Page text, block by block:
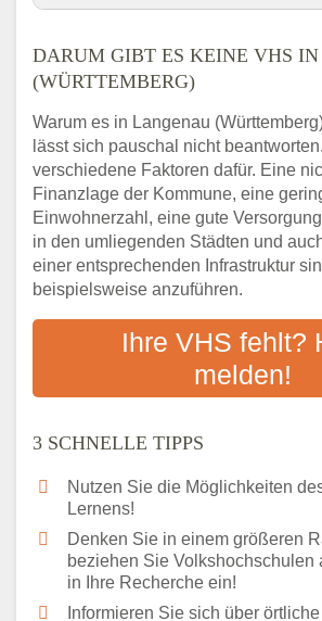
(Württemberg)
3 schnelle Tipps
Langenau (Württemberg)
Nähe
Abendschule in der Region
Langenau (Württemberg)
VHS steht für
Online-Kurse: Alternative
VHS-Kurs
Checkliste: Darauf kommt es
Bildungsangeboten an
Das bundesweite
DARUM GIBT ES KEINE VHS
(WÜRTTEMBERG)
Warum es in Langenau
lässt sich pauschal nicht
verschiedene Faktoren dafür. Eine
Finanzlage der Kommune, eine
Einwohnerzahl, eine gute
in den umliegenden Städten und
einer entsprechenden Infrastruktur
beispielsweise anzuführen.
Ihre VHS fehlt?
melden!
3 SCHNELLE TIPPS
Nutzen Sie die Möglichkeiten
Lernens!
Denken Sie in einem größeren
beziehen Sie Volkshochschulen
in Ihre Recherche ein!
Informieren Sie sich über